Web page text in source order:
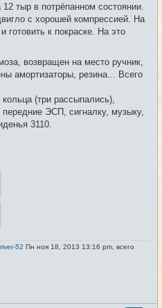
н
и
тыр в потрёпанном состоянии.
с хорошей компрессией. На
готовить к покраске. На это
возвращен на место ручник,
амортизаторы, резина... Всего
(три рассыпались),
ЭСП, сигналку, музыку,
3110.
52 Пн ноя 18, 2013 13:16 pm, всего